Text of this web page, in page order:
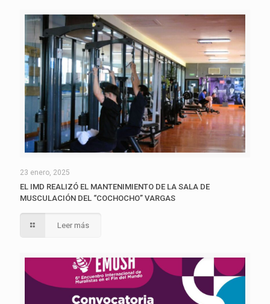
23 enero, 2025
EL IMD REALIZÓ EL MANTENIMIENTO DE LA SALA DE
MUSCULACIÓN DEL “COCHOCHO” VARGAS
Leer más